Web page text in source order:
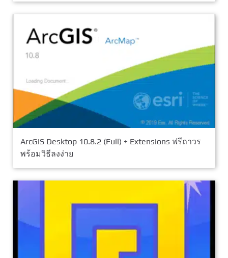
ArcGIS Desktop 10.8.2 (Full) + Extensions ฟรีถาวร
พร้อมวิธีลงง่าย